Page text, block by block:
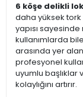
6 köşe delikli
daha yüksek
yapısı
kullanımlarda
arasında yer
profesyonel
uyumlu başlıklar
kolaylığını artırır.